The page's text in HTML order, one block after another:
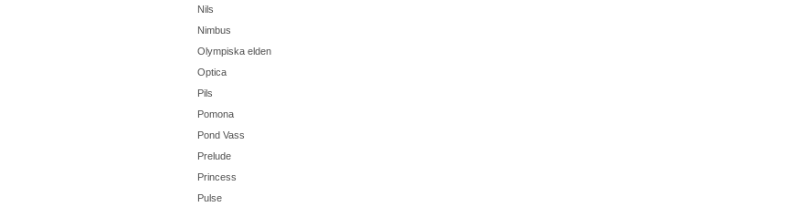
Nils
Nimbus
Olympiska elden
Optica
Pils
Pomona
Pond Vass
Prelude
Princess
Pulse